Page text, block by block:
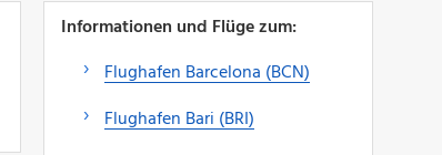
Informationen und Flüge zum:
Flughafen Barcelona (BCN)
Flughafen Bari (BRI)